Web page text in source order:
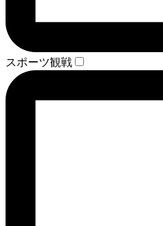
スポーツ観戦